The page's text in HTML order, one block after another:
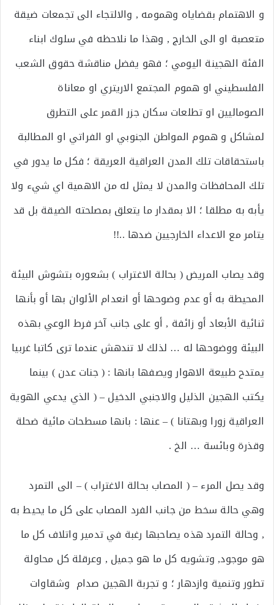
و الاهتمام بقضاياه وهمومه , والالتجاء الى تجمعات ضيقة
متعصبة او الى الخارج , وهذا ما نلاحظه في سلوك ابناء
الفئة الهجينة اليومي ؛ فهو يفضل مناقشة حقوق الشعب
الفلسطيني او هموم المجتمع الاريتري او معاناة
الصوماليين او تطلعات سكان جزر القمر على التطرق
لمشاكل و هموم المواطن الجنوبي او الفراتي او المطالبة
باستحقاقات تلك المدن العراقية العريقة ؛ فكل ما يدور في
تلك المحافظات والمدن لا يمثل له من الاهمية اي شيء ولا
يأبه به مطلقا ؛ الا بمقدار ما يتعلق بمصلحته الضيقة بل قد
يتامر مع الاعداء الخارجيين ضدها ..!!
وقد يصاب المريض ( بحالة الاغتراب ) بشعوره بتشوش البيئة
المحيطة به أو عدم وضوحها أو انعدام الألوان بها أو بأنها
ثنائية الأبعاد أو زائفة , أو على جانب آخر فرط الوعي بهذه
البيئة ووضوحها له … لذلك لا تندهش عندما ترى كاتبا غربيا
يمتدح طبيعة الاهوار ويصفها بانها : ( جنات عدن ) بينما
يكتب الهجين الذليل والاجنبي الدخيل – ( الذي يدعي الهوية
العراقية زورا وبهتانا ) – عنها : بانها مسطحات مائية ضحلة
وقذرة وبائسة … الخ .
وقد يصل المرء – ( المصاب بحالة الاغتراب ) – الى التمرد
وهي حالة سخط من جانب الفرد المصاب على كل ما يحيط به
, وحالة التمرد هذه يصاحبها رغبة في تدمير واتلاف كل ما
هو موجود, وتشويه كل ما هو جميل , وعرقلة كل محاولة
تطور وتنمية وازدهار ؛ و تجربة الهجين صدام وشقاوات